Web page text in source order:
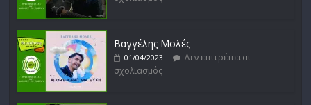
Βαγγέλης Μολές
01/04/2023
Δεν επιτρέπεται
σχολιασμός